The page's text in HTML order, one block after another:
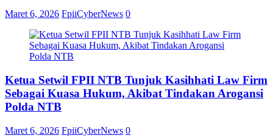
Maret 6, 2026 FpiiCyberNews 0
Ketua Setwil FPII NTB Tunjuk Kasihhati Law Firm
Sebagai Kuasa Hukum, Akibat Tindakan Arogansi
Polda NTB
Maret 6, 2026 FpiiCyberNews 0